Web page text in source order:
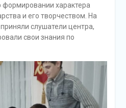
характера
и его творчеством. На
слушатели центра,
свои знания по